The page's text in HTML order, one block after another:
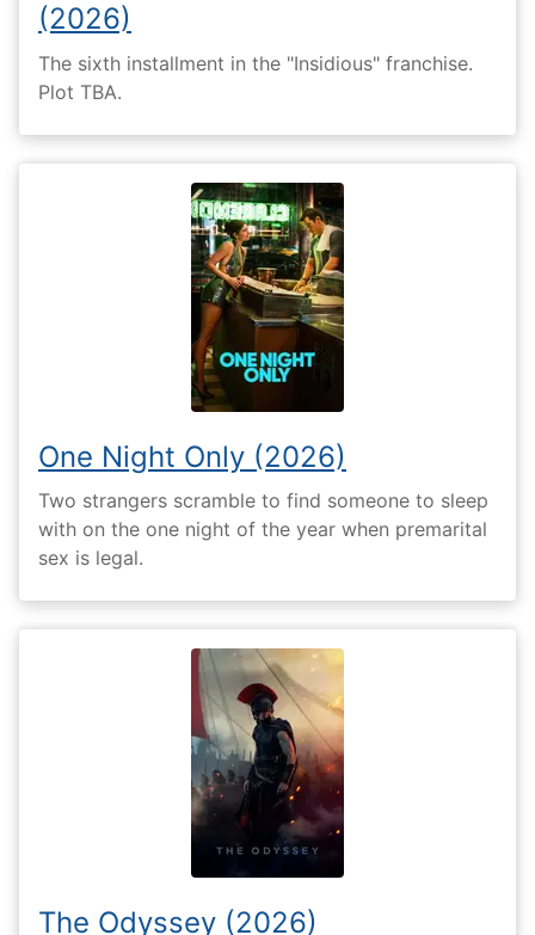
(2026)
The sixth installment in the "Insidious" franchise.
Plot TBA.
One Night Only (2026)
Two strangers scramble to find someone to sleep
with on the one night of the year when premarital
sex is legal.
The Odyssey (2026)